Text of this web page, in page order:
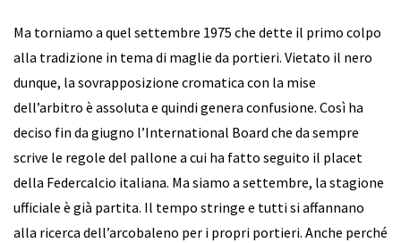
Ma torniamo a quel settembre 1975 che dette il primo colpo
alla tradizione in tema di maglie da portieri. Vietato il nero
dunque, la sovrapposizione cromatica con la mise
dell’arbitro è assoluta e quindi genera confusione. Così ha
deciso fin da giugno l’International Board che da sempre
scrive le regole del pallone a cui ha fatto seguito il placet
della Federcalcio italiana. Ma siamo a settembre, la stagione
ufficiale è già partita. Il tempo stringe e tutti si affannano
alla ricerca dell’arcobaleno per i propri portieri. Anche perché